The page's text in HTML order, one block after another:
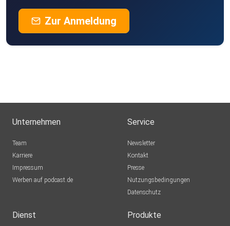
Zur Anmeldung
Unternehmen
Team
Karriere
Impressum
Werben auf podcast.de
Service
Newsletter
Kontakt
Presse
Nutzungsbedingungen
Datenschutz
Dienst Produkte